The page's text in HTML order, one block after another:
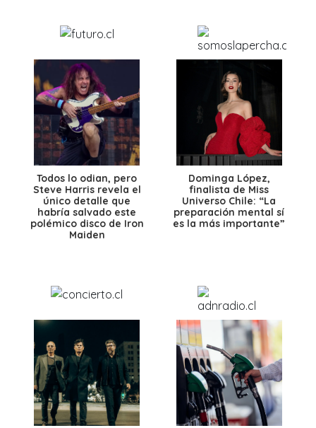
Todos lo odian, pero
Steve Harris revela el
único detalle que
habría salvado este
polémico disco de Iron
Maiden
Dominga López,
finalista de Miss
Universo Chile: “La
preparación mental sí
es la más importante”